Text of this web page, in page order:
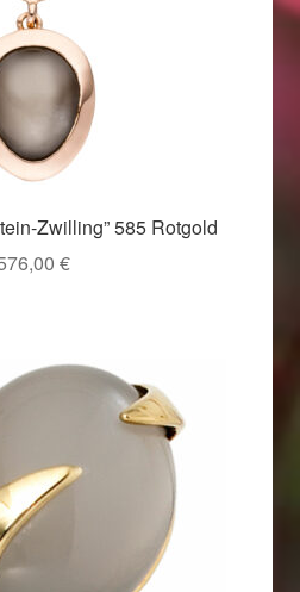
Zwilling” 585 Rotgold
€